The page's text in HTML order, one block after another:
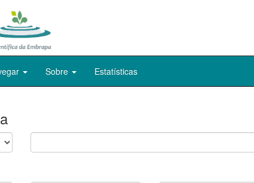
Sobre Estatísticas